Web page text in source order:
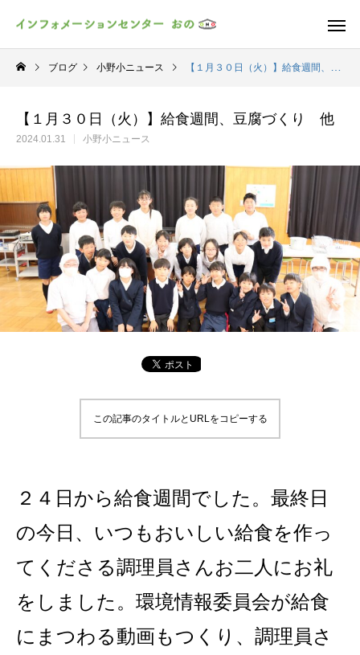
ブログ 小野小ニュース 【１月３０日（火）】給食週間、豆腐づくり 他
【１月３０日（火）】給食週間、豆腐づくり 他
2024.01.31 小野小ニュース
この記事のタイトルとURLをコピーする
２４日から給食週間でした。最終日
の今日、いつもおいしい給食を作っ
てくださる調理員さんお二人にお礼
をしました。環境情報委員会が給食
にまつわる動画もつくり、調理員さ